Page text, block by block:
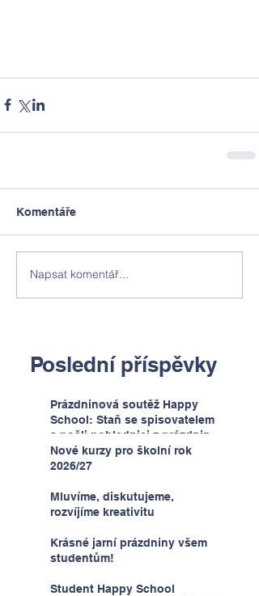
Komentáře
Napsat komentář...
Poslední příspěvky
Prázdninová soutěž Happy
School: Staň se spisovatelem
a pošli pohlednici z prázdnin
Nové kurzy pro školní rok
2026/27
Mluvíme, diskutujeme,
rozvíjíme kreativitu
Krásné jarní prázdniny všem
studentům!
Student Happy School